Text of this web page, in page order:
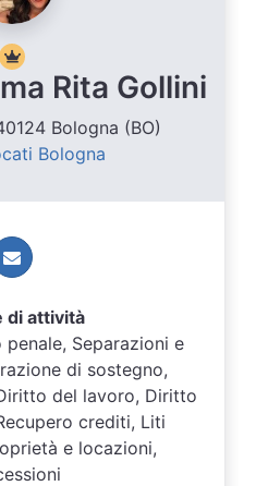
Rita Gollini
Bologna (BO)
Bologna
di attività
Separazioni e
di sostegno,
del lavoro, Diritto
crediti, Liti
e locazioni,